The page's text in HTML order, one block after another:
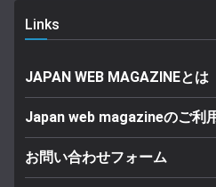
Links
JAPAN WEB MAGAZINEとは
Japan web magazineのご利
お問い合わせフォーム